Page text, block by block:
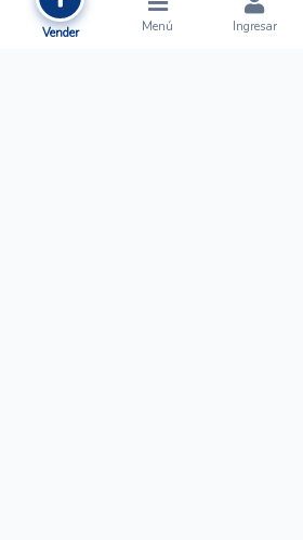
Vender Menú Ingresar